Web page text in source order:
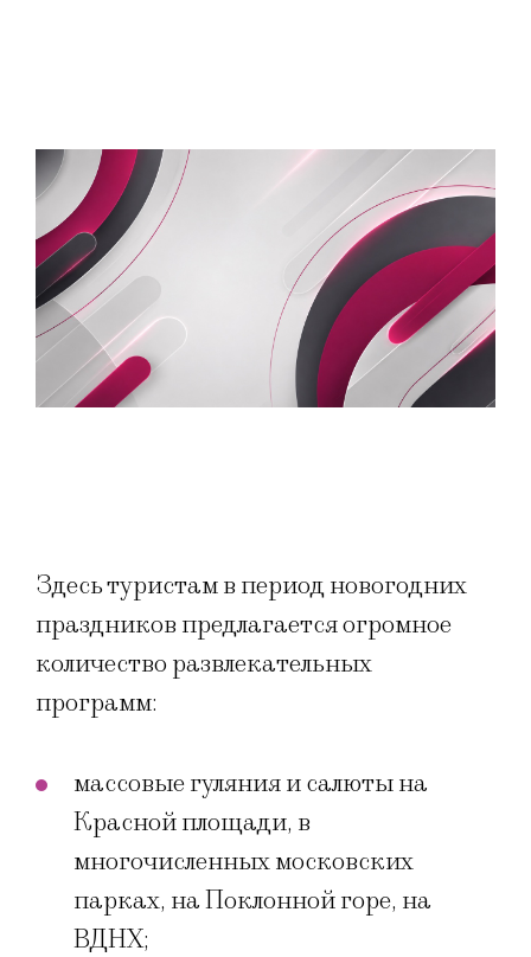
Здесь туристам в период новогодних
праздников предлагается огромное
количество развлекательных
программ:
массовые гуляния и салюты на
Красной площади, в
многочисленных московских
парках, на Поклонной горе, на
ВДНХ;